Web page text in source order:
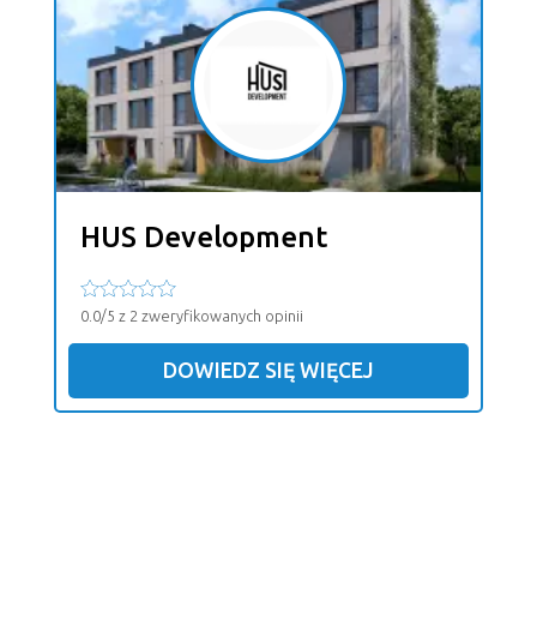
HUS Development
0.0/5 z 2 zweryfikowanych opinii
DOWIEDZ SIĘ WIĘCEJ